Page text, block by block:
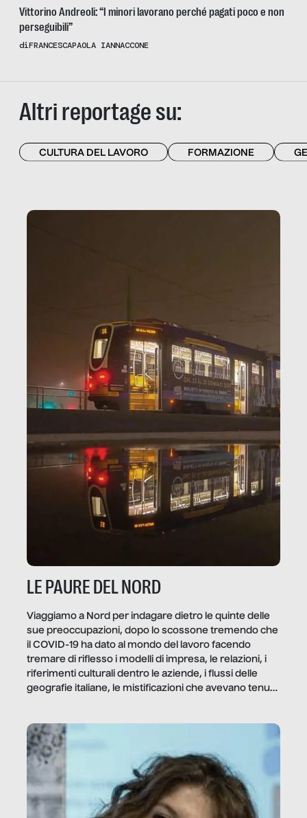
Vittorino Andreoli: “I minori lavorano perché pagati poco e non
perseguibili”
diFRANCESCAPAOLA IANNACCONE
Altri reportage su:
CULTURA DEL LAVORO FORMAZIONE
LE PAURE DEL NORD
Viaggiamo a Nord per indagare dietro le quinte delle
sue preoccupazioni, dopo lo scossone tremendo che
il COVID-19 ha dato al mondo del lavoro facendo
tremare di riflesso i modelli di impresa, le relazioni, i
riferimenti culturali dentro le aziende, i flussi delle
geografie italiane, le mistificazioni che avevano tenuto